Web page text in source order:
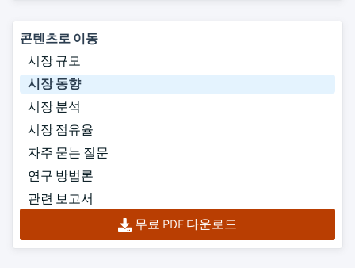
콘텐츠로 이동
시장 규모
시장 동향
시장 분석
시장 점유율
자주 묻는 질문
연구 방법론
관련 보고서
무료 PDF 다운로드